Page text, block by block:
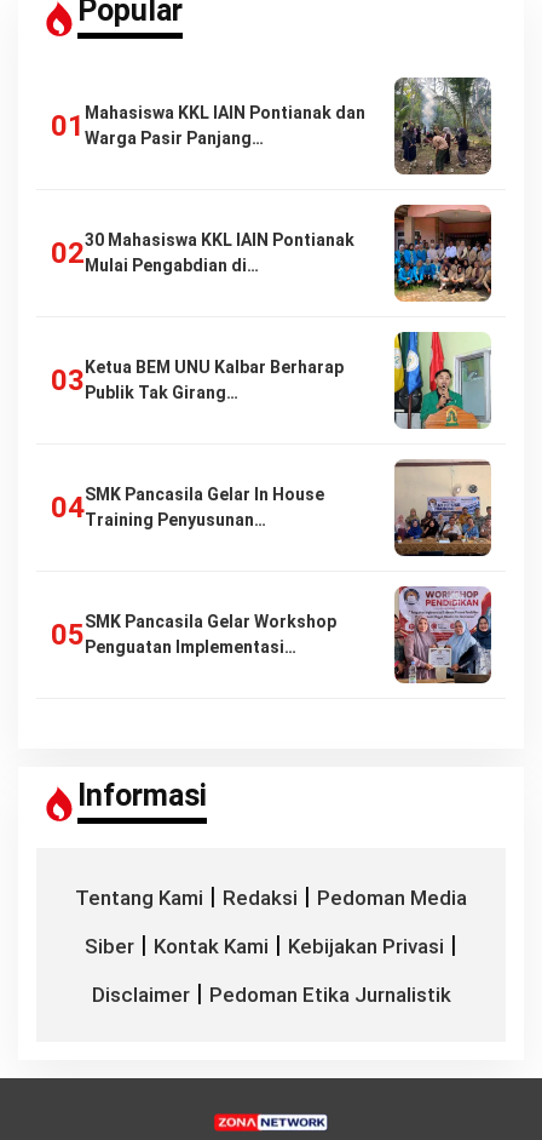
Popular
Mahasiswa KKL IAIN Pontianak dan
Warga Pasir Panjang…
30 Mahasiswa KKL IAIN Pontianak
Mulai Pengabdian di…
Ketua BEM UNU Kalbar Berharap
Publik Tak Girang…
SMK Pancasila Gelar In House
Training Penyusunan…
SMK Pancasila Gelar Workshop
Penguatan Implementasi…
Informasi
Tentang Kami | Redaksi | Pedoman Media
Siber | Kontak Kami | Kebijakan Privasi |
Disclaimer| Pedoman Etika Jurnalistik